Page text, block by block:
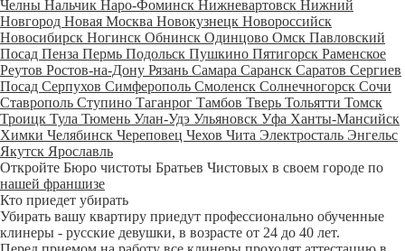
Челны Нальчик Наро-Фоминск Нижневартовск Нижний
Новгород Новая Москва Новокузнецк Новороссийск
Новосибирск Ногинск Обнинск Одинцово Омск Павловский
Посад Пенза Пермь Подольск Пушкино Пятигорск Раменское
Реутов Ростов-на-Дону Рязань Самара Саранск Саратов Сергиев
Посад Серпухов Симферополь Смоленск Солнечногорск Сочи
Ставрополь Ступино Таганрог Тамбов Тверь Тольятти Томск
Троицк Тула Тюмень Улан-Удэ Ульяновск Уфа Ханты-Мансийск
Химки Челябинск Череповец Чехов Чита Электросталь Энгельс
Якутск Ярославль
Откройте Бюро чистоты Братьев Чистовых в своем городе по
нашей франшизе
Кто приедет убирать
Убирать вашу квартиру приедут профессионально обученные
клинеры - русские девушки, в возрасте от 24 до 40 лет.